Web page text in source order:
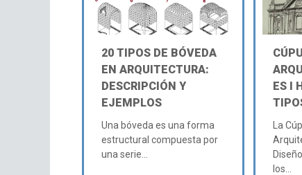
20 TIPOS DE BÓVEDA
EN ARQUITECTURA:
DESCRIPCIÓN Y
EJEMPLOS
Una bóveda es una forma
estructural compuesta por
una serie...
ES Ι
La
los...